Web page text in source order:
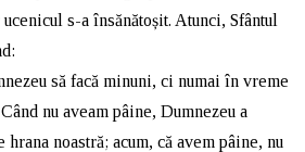
s-a însănătoșit. Atunci, Sfântul
să facă minuni, ci numai în vreme
nu aveam pâine, Dumnezeu a
noastră; acum, că avem pâine, nu